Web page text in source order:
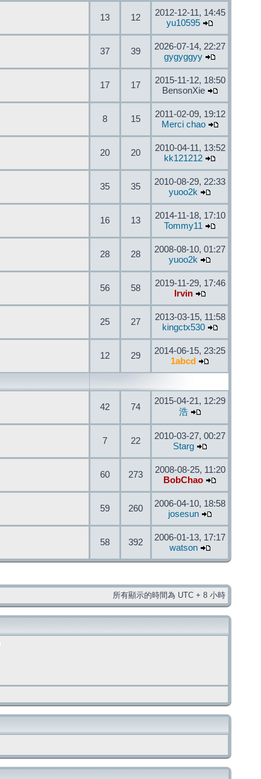
13 12
2012-12-11, 14:45
yu10595
37 39
2026-07-14, 22:27
gygyggyy
17 17
2015-11-12, 18:50
BensonXie
8 15
2011-02-09, 19:12
Merci chao
20 20
2010-04-11, 13:52
kk121212
35 35
2010-08-29, 22:33
yuoo2k
16 13
2014-11-18, 17:10
Tommy11
28 28
2008-08-10, 01:27
yuoo2k
56 58
2019-11-29, 17:46
Irvin
25 27
2013-03-15, 11:58
kingctx530
12 29
2014-06-15, 23:25
1abcd
42 74
2015-04-21, 12:29
浩
7 22
2010-03-27, 00:27
Starg
60 273
2008-08-25, 11:20
BobChao
59 260
2006-04-10, 18:58
josesun
58 392
2006-01-13, 17:17
watson
所有顯示的時間為 UTC + 8 小時